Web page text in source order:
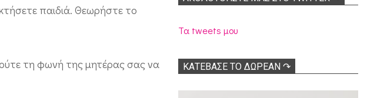
παιδιά. Θεωρήστε το
τη φωνή της μητέρας σας να
Τα tweets μου
ΚΑΤΕΒΑΣΕ ΤΟ ΔΩΡΕΑΝ ↷